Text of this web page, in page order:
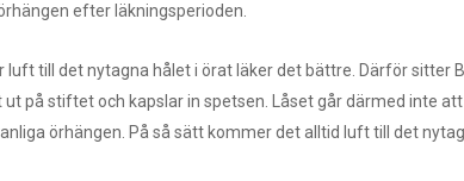
efter läkningsperioden.
luft till det nytagna hålet i örat läker det bättre. Därför sitter
på stiftet och kapslar in spetsen. Låset går därmed inte
örhängen. På så sätt kommer det alltid luft till det